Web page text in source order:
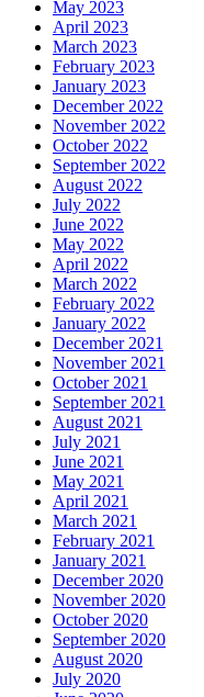
May 2023
April 2023
March 2023
February 2023
January 2023
December 2022
November 2022
October 2022
September 2022
August 2022
July 2022
June 2022
May 2022
April 2022
March 2022
February 2022
January 2022
December 2021
November 2021
October 2021
September 2021
August 2021
July 2021
June 2021
May 2021
April 2021
March 2021
February 2021
January 2021
December 2020
November 2020
October 2020
September 2020
August 2020
July 2020